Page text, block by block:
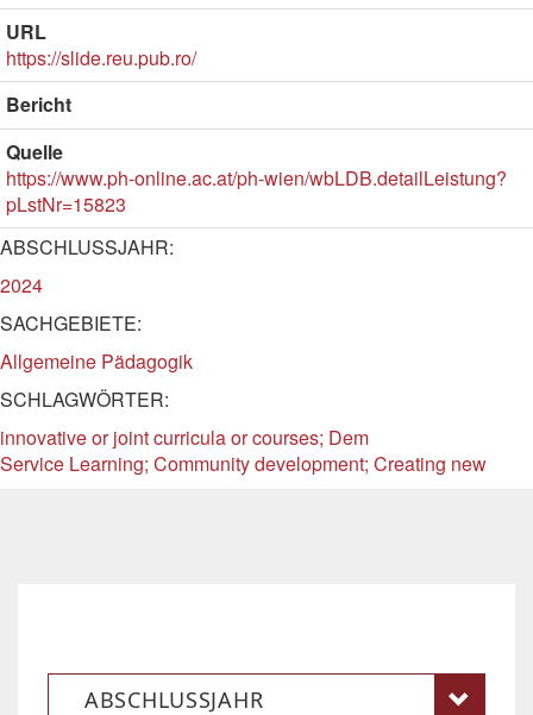
URL
https://slide.reu.pub.ro/
Bericht
Quelle
https://www.ph-online.ac.at/ph-wien/wbLDB.detailLeistung?
pLstNr=15823
ABSCHLUSSJAHR:
2024
SACHGEBIETE:
Allgemeine Pädagogik
SCHLAGWÖRTER:
innovative or joint curricula or courses; Dem
Service Learning; Community development; Creating new
ABSCHLUSSJAHR